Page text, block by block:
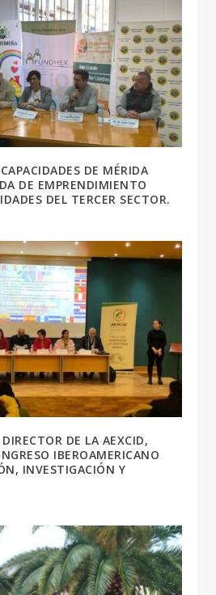
DE MÉRIDA
DE EMPRENDIMIENTO
DEL TERCER SECTOR.
DE LA AEXCID,
IBEROAMERICANO
INVESTIGACIÓN Y